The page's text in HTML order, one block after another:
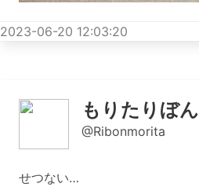
2023-06-20 12:03:20
もりたりぼん
@Ribonmorita
せつない…